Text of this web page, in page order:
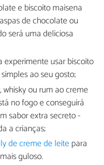
e biscoito maisena
de chocolate ou
será uma deliciosa
experimente usar biscoito
ao seu gosto;
ou rum ao creme
no fogo e conseguirá
sabor extra secreto -
a crianças;
de creme de leite para
guloso.